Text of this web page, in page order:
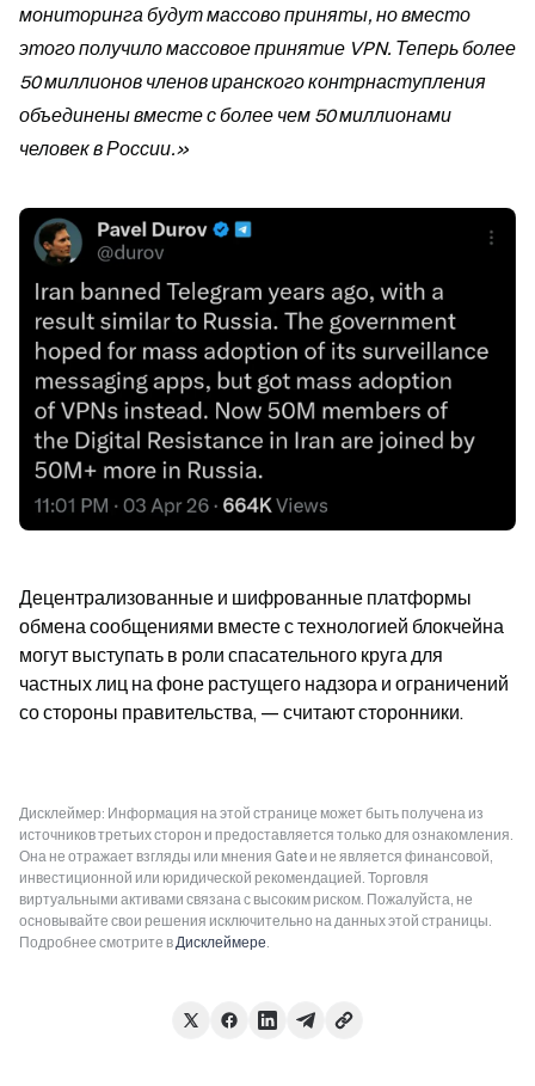
мониторинга будут массово приняты, но вместо
этого получило массовое принятие VPN. Теперь более
50 миллионов членов иранского контрнаступления
объединены вместе с более чем 50 миллионами
человек в России.»
Децентрализованные и шифрованные платформы
обмена сообщениями вместе с технологией блокчейна
могут выступать в роли спасательного круга для
частных лиц на фоне растущего надзора и ограничений
со стороны правительства, — считают сторонники.
Дисклеймер: Информация на этой странице может быть получена из
источников третьих сторон и предоставляется только для ознакомления.
Она не отражает взгляды или мнения Gate и не является финансовой,
инвестиционной или юридической рекомендацией. Торговля
виртуальными активами связана с высоким риском. Пожалуйста, не
основывайте свои решения исключительно на данных этой страницы.
Подробнее смотрите вДисклеймере.